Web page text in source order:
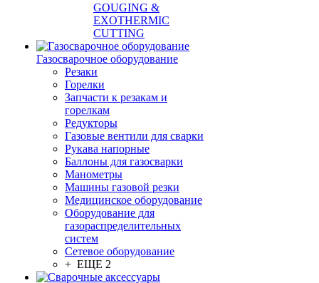
GOUGING &
EXOTHERMIC
CUTTING
Газосварочное оборудование
Резаки
Горелки
Запчасти к резакам и
горелкам
Редукторы
Газовые вентили для сварки
Рукава напорные
Баллоны для газосварки
Манометры
Машины газовой резки
Медицинское оборудование
Оборудование для
газораспределительных
систем
Сетевое оборудование
+ ЕЩЕ 2